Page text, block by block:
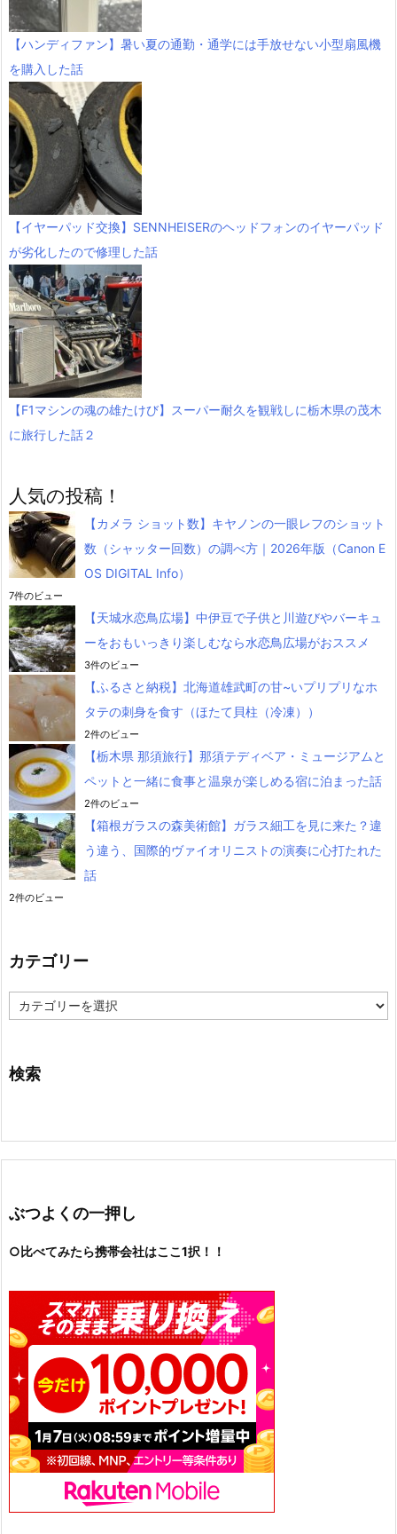
【ハンディファン】暑い夏の通勤・通学には手放せない小型扇風機
を購入した話
【イヤーパッド交換】SENNHEISERのヘッドフォンのイヤーパッド
が劣化したので修理した話
【F1マシンの魂の雄たけび】スーパー耐久を観戦しに栃木県の茂木
に旅行した話２
人気の投稿！
【カメラ ショット数】キヤノンの一眼レフのショット
数（シャッター回数）の調べ方｜2026年版（Canon E
OS DIGITAL Info）
7件のビュー
【天城水恋鳥広場】中伊豆で子供と川遊びやバーキュ
ーをおもいっきり楽しむなら水恋鳥広場がおススメ
3件のビュー
【ふるさと納税】北海道雄武町の甘~いプリプリなホ
タテの刺身を食す（ほたて貝柱（冷凍））
2件のビュー
【栃木県 那須旅行】那須テディベア・ミュージアムと
ペットと一緒に食事と温泉が楽しめる宿に泊まった話
2件のビュー
【箱根ガラスの森美術館】ガラス細工を見に来た？違
う違う、国際的ヴァイオリニストの演奏に心打たれた
話
2件のビュー
カテゴリー
テ
ー
検索
ぶつよくの一押し
○比べてみたら携帯会社はここ1択！！